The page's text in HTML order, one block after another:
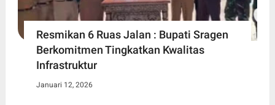
Resmikan 6 Ruas Jalan : Bupati Sragen
Berkomitmen Tingkatkan Kwalitas
Infrastruktur
Januari 12, 2026